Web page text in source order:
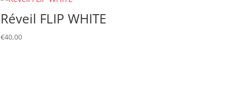
Réveil FLIP WHITE
€40,00